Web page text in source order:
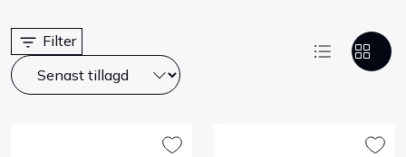
Stickvagnar & transport
Filter